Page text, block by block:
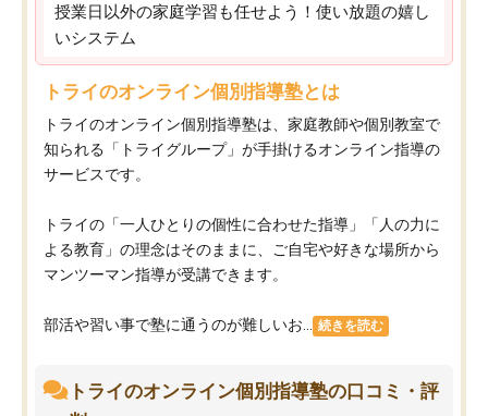
授業日以外の家庭学習も任せよう！使い放題の嬉し
いシステム
トライのオンライン個別指導塾とは
トライのオンライン個別指導塾は、家庭教師や個別教室で
知られる「トライグループ」が手掛けるオンライン指導の
サービスです。
トライの「一人ひとりの個性に合わせた指導」「人の力に
よる教育」の理念はそのままに、ご自宅や好きな場所から
マンツーマン指導が受講できます。
部活や習い事で塾に通うのが難しいお... 続きを読む
トライのオンライン個別指導塾の口コミ・評